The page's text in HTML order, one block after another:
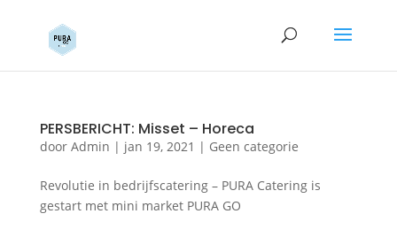
PERSBERICHT: Misset – Horeca
door Admin | jan 19, 2021 | Geen categorie
Revolutie in bedrijfscatering – PURA Catering is
gestart met mini market PURA GO